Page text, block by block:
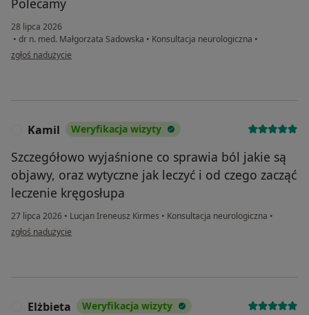
28 lipca 2026
• dr n. med. Małgorzata Sadowska • Konsultacja neurologiczna •
w opinii użytkownika Barbara.R
zgłoś nadużycie
Kamil Weryfikacja wizyty
Szczegółowo wyjaśnione co sprawia ból jakie są
objawy, oraz wytyczne jak leczyć i od czego zacząć
leczenie kręgosłupa
27 lipca 2026 • Lucjan Ireneusz Kirmes • Konsultacja neurologiczna •
w opinii użytkownika Kamil
zgłoś nadużycie
Elżbieta Weryfikacja wizyty